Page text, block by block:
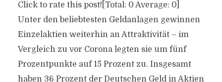
Click to rate this post![Total: 0 Average: 0]
Unter den beliebtesten Geldanlagen gewinnen
Einzelaktien weiterhin an Attraktivität – im
Vergleich zu vor Corona legten sie um fünf
Prozentpunkte auf 15 Prozent zu. Insgesamt
haben 36 Prozent der Deutschen Geld in Aktien